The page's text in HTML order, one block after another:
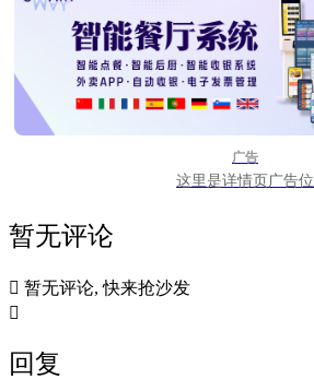
广告
这里是详情页广告位
暂无评论
 暂无评论, 快来抢沙发

回复